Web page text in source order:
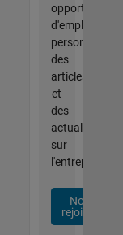
opportunités
d'emploi
personnalisées,
des
articles
et
des
actualités
sur
l'entreprise.
Nous
rejoindre